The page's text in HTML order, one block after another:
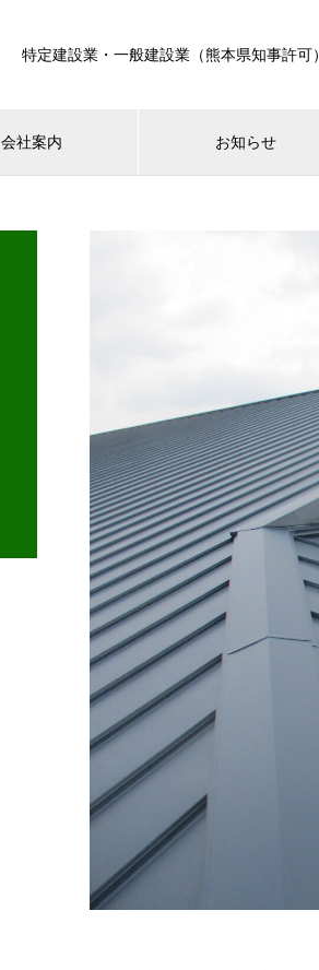
特定建設業・一般建設業（熊本県知事許可）
会社案内 お知らせ